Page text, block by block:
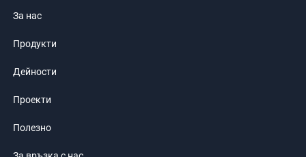
За нас
Продукти
Дейности
Проекти
Полезно